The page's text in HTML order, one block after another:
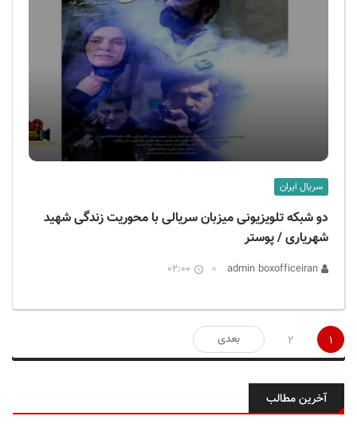
سریال ایران
دو شبکه تلویزیونی میزبان سریالی با محوریت زندگی شهید
شهریاری / پوستر
02:00
صفحه‌بندی
نوشته‌ها
1
2 بعدی
آخرین مطالب